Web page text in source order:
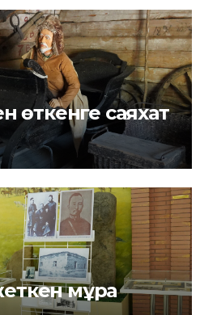
200 теңгемен өткенге саяхат
жеткен мұра